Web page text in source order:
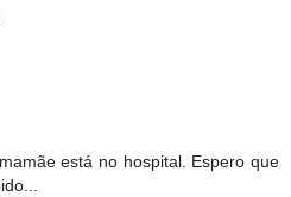
está no hospital. Espero que